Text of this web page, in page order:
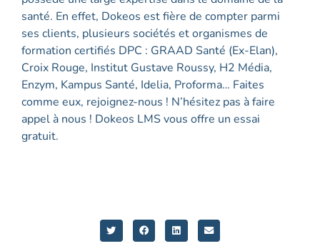
santé. En effet, Dokeos est fière de compter parmi
ses clients, plusieurs sociétés et organismes de
formation certifiés DPC : GRAAD Santé (Ex-Elan),
Croix Rouge, Institut Gustave Roussy, H2 Média,
Enzym, Kampus Santé, Idelia, Proforma… Faites
comme eux, rejoignez-nous ! N’hésitez pas à faire
appel à nous ! Dokeos LMS vous offre un essai
gratuit.